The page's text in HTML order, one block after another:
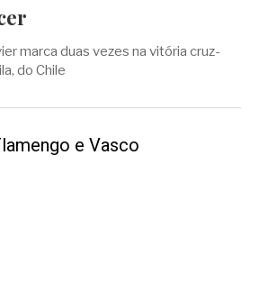
marca duas vezes na vitória cruz-
do Chile